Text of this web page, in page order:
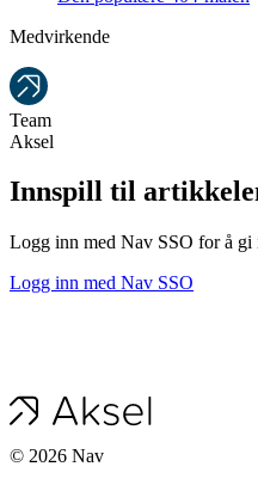
Medvirkende
Team
Aksel
Innspill til
Logg inn med Nav SSO for å
Logg inn med Nav SSO
© 2026 Nav